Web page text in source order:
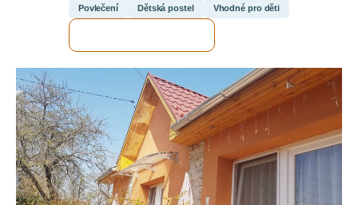
Povlečení Dětská postel Vhodné pro děti